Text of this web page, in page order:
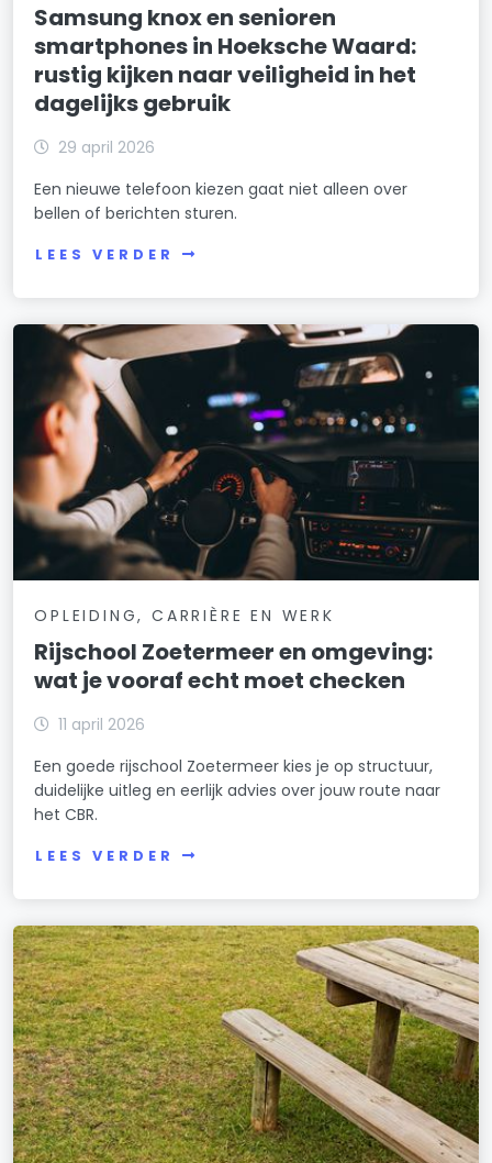
Samsung knox en senioren
smartphones in Hoeksche Waard:
rustig kijken naar veiligheid in het
dagelijks gebruik
29 april 2026
Een nieuwe telefoon kiezen gaat niet alleen over
bellen of berichten sturen.
LEES VERDER
OPLEIDING, CARRIÈRE EN WERK
Rijschool Zoetermeer en omgeving:
wat je vooraf echt moet checken
11 april 2026
Een goede rijschool Zoetermeer kies je op structuur,
duidelijke uitleg en eerlijk advies over jouw route naar
het CBR.
LEES VERDER